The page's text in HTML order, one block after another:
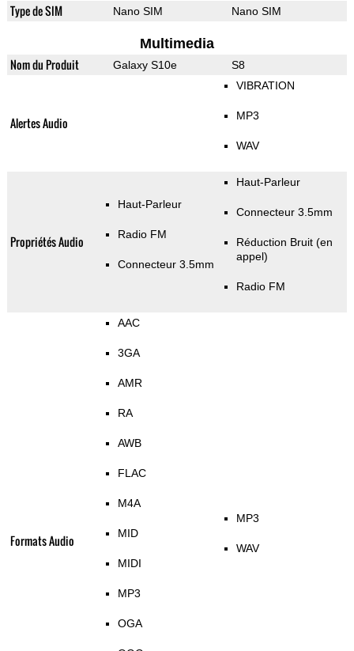
Type de SIM Nano SIM Nano SIM
Multimedia
Nom du Produit Galaxy S10e S8
Alertes Audio
VIBRATION
MP3
WAV
Propriétés Audio
Haut-Parleur
Radio FM
Connecteur 3.5mm
Haut-Parleur
Connecteur 3.5mm
Réduction Bruit (en
appel)
Radio FM
Formats Audio
AAC
3GA
AMR
RA
AWB
FLAC
M4A
MID
MIDI
MP3
OGA
MP3
WAV